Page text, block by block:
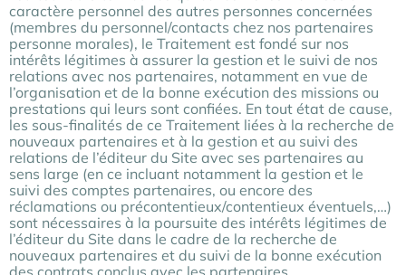
caractère personnel des autres personnes concernées
(membres du personnel/contacts chez nos partenaires
personne morales), le Traitement est fondé sur nos
intérêts légitimes à assurer la gestion et le suivi de nos
relations avec nos partenaires, notamment en vue de
l’organisation et de la bonne exécution des missions ou
prestations qui leurs sont confiées. En tout état de cause,
les sous-finalités de ce Traitement liées à la recherche de
nouveaux partenaires et à la gestion et au suivi des
relations de l’éditeur du Site avec ses partenaires au
sens large (en ce incluant notamment la gestion et le
suivi des comptes partenaires, ou encore des
réclamations ou précontentieux/contentieux éventuels,…)
sont nécessaires à la poursuite des intérêts légitimes de
l’éditeur du Site dans le cadre de la recherche de
nouveaux partenaires et du suivi de la bonne exécution